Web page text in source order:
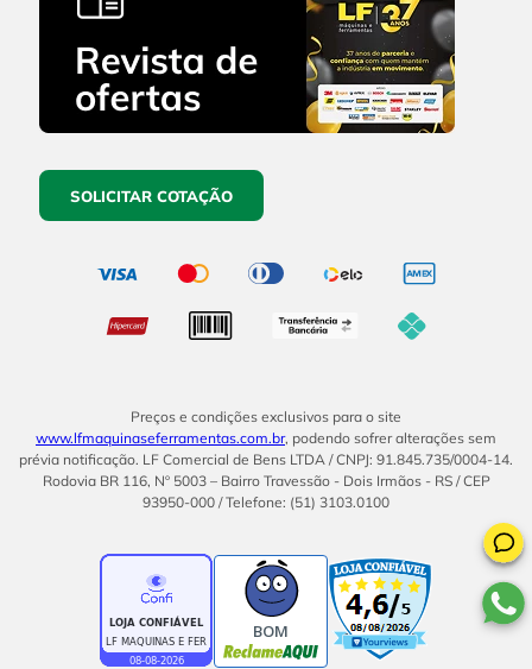
SOLICITAR COTAÇÃO
Preços e condições exclusivos para o site
www.lfmaquinaseferramentas.com.br, podendo sofrer alterações sem
prévia notificação. LF Comercial de Bens LTDA / CNPJ: 91.845.735/0004-14.
Rodovia BR 116, Nº 5003 – Bairro Travessão - Dois Irmãos - RS / CEP
93950-000 / Telefone: (51) 3103.0100
BOM